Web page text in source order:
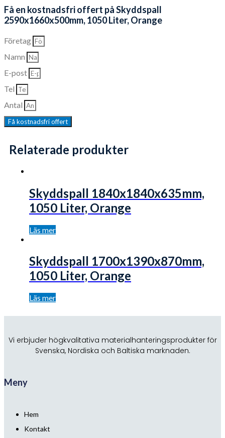
Få en kostnadsfri offert på Skyddspall
2590x1660x500mm, 1050 Liter, Orange
Företag
Namn
E-post
Tel
Antal
Få kostnadsfri offert
Relaterade produkter
Skyddspall 1840x1840x635mm,
1050 Liter, Orange
Läs mer
Skyddspall 1700x1390x870mm,
1050 Liter, Orange
Läs mer
Vi erbjuder högkvalitativa materialhanteringsprodukter för
Svenska, Nordiska och Baltiska marknaden.
Meny
Hem
Kontakt